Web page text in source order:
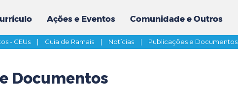
Ações e Eventos Comunidade e Outros
- CEUs | Guia de Ramais | Notícias | Publicações e Documentos
Documentos